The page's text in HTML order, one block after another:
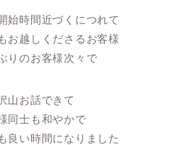
始時間近づくにつれて
お越しくださるお客様
りのお客様次々で
山お話できて
同士も和やかで
良い時間になりました